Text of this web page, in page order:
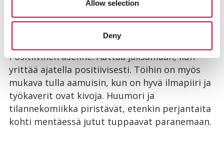
Allow selection
Deny
Vinkkisi työssäjaksamiseen?
Positiivinen asenne! Auttaa jaksamaan, kun
yrittää ajatella positiivisesti. Töihin on myös
mukava tulla aamuisin, kun on hyvä ilmapiiri ja
työkaverit ovat kivoja. Huumori ja
tilannekomiikka piristävät, etenkin perjantaita
kohti mentäessä jutut tuppaavat paranemaan.